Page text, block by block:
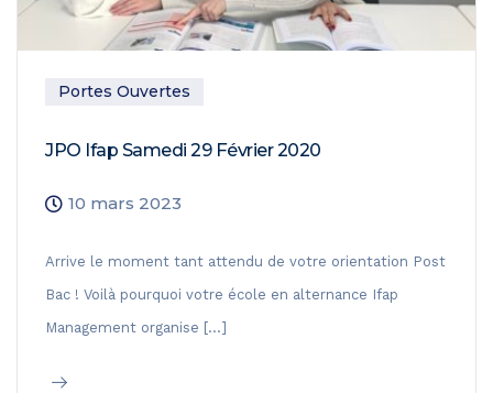
Portes Ouvertes
JPO Ifap Samedi 29 Février 2020
10 mars 2023
Arrive le moment tant attendu de votre orientation Post
Bac ! Voilà pourquoi votre école en alternance Ifap
Management organise […]